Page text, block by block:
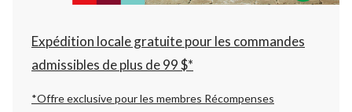
Expédition locale gratuite pour les commandes
admissibles de plus de 99 $*
*Offre exclusive pour les membres Récompenses